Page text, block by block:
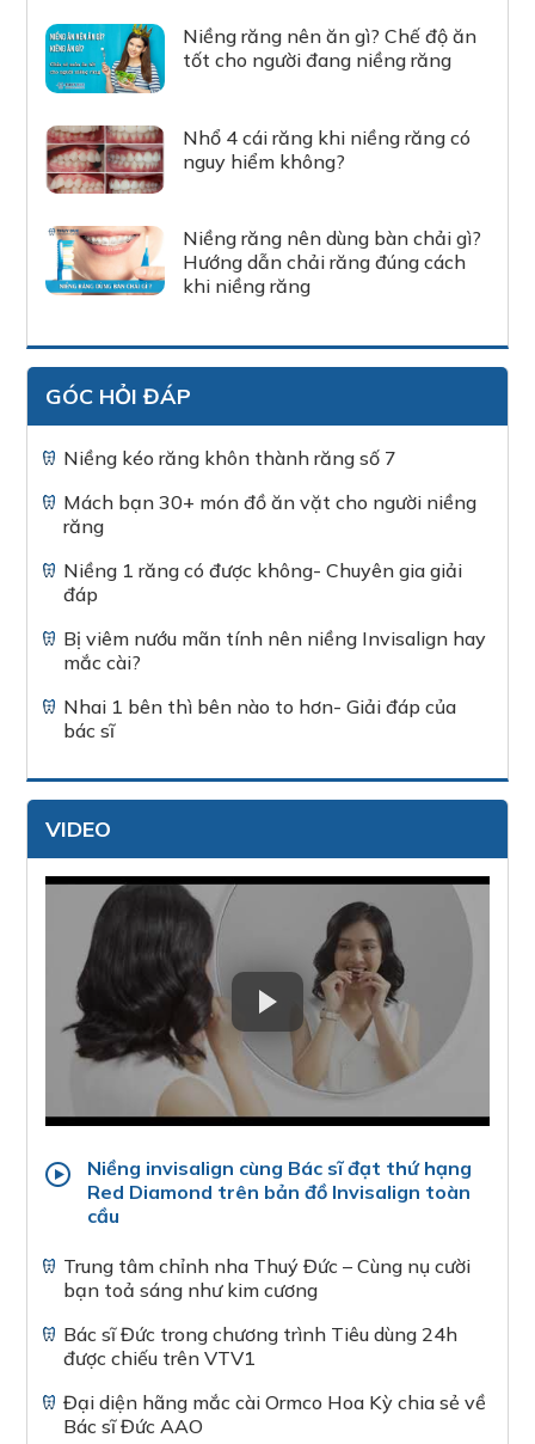
Niềng răng nên ăn gì? Chế độ ăn
tốt cho người đang niềng răng
Nhổ 4 cái răng khi niềng răng có
nguy hiểm không?
Niềng răng nên dùng bàn chải gì?
Hướng dẫn chải răng đúng cách
khi niềng răng
GÓC HỎI ĐÁP
Niềng kéo răng khôn thành răng số 7
Mách bạn 30+ món đồ ăn vặt cho người niềng
răng
Niềng 1 răng có được không- Chuyên gia giải
đáp
Bị viêm nướu mãn tính nên niềng Invisalign hay
mắc cài?
Nhai 1 bên thì bên nào to hơn- Giải đáp của
bác sĩ
VIDEO
Niềng invisalign cùng Bác sĩ đạt thứ hạng
Red Diamond trên bản đồ Invisalign toàn
cầu
Trung tâm chỉnh nha Thuý Đức – Cùng nụ cười
bạn toả sáng như kim cương
Bác sĩ Đức trong chương trình Tiêu dùng 24h
được chiếu trên VTV1
Đại diện hãng mắc cài Ormco Hoa Kỳ chia sẻ về
Bác sĩ Đức AAO